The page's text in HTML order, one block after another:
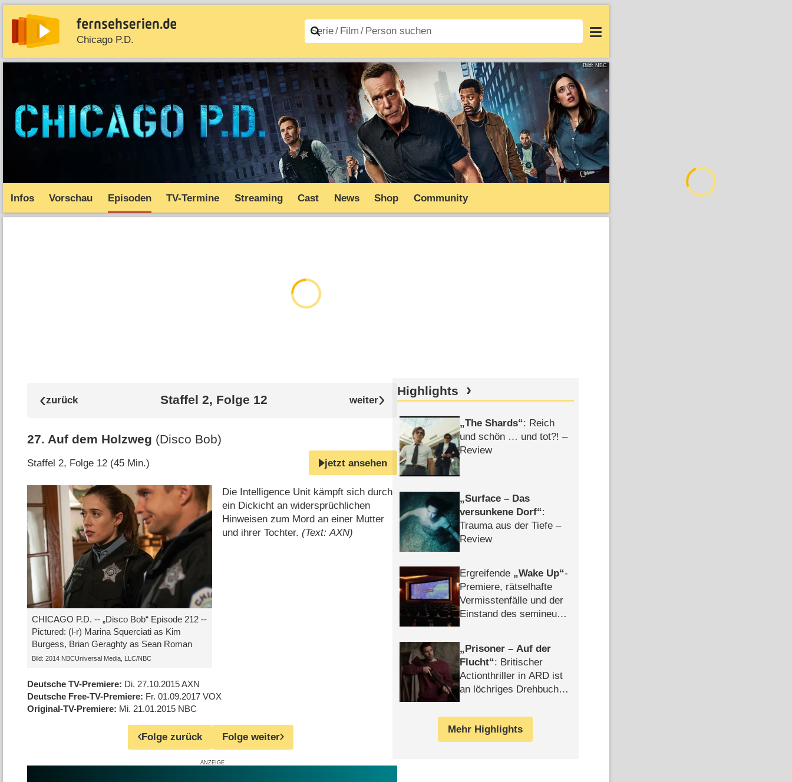
Chicago P.D.
News Entdecken Streaming Filme A–Z Login
Bild: NBC
Infos Vorschau Episoden TV-Termine Streaming Cast News Shop Community
Staffel 2, Folge 12
27. Auf dem Holzweg (Disco Bob)
Staffel 2, Folge 12 (45 Min.) jetzt ansehen
CHICAGO P.D. -- „Disco Bob“ Episode 212 --
Pictured: (l-r) Marina Squerciati as Kim
Burgess, Brian Geraghty as Sean Roman
Bild: 2014 NBCUniversal Media, LLC/NBC
Die Intelligence Unit kämpft sich durch
ein Dickicht an widersprüchlichen
Hinweisen zum Mord an einer Mutter
und ihrer Tochter.(Text: AXN)
Deutsche TV-Premiere Di. 27.10.2015AXN
Deutsche Free-TV-Premiere Fr. 01.09.2017 VOX
Original-TV-Premiere Mi. 21.01.2015 NBC
Folge zurück Folge weiter
Highlights
The Shards : Reich
und schön … und tot?! –
Review
Surface – Das
versunkene Dorf :
Trauma aus der Tiefe –
Review
Ergreifende Wake Up -
Premiere, rätselhafte
Vermisstenfälle und der
Einstand des semineuen
Prisoner – Auf der
Flucht : Britischer
Actionthriller in ARD ist
an löchriges Drehbuch
Mehr Highlights